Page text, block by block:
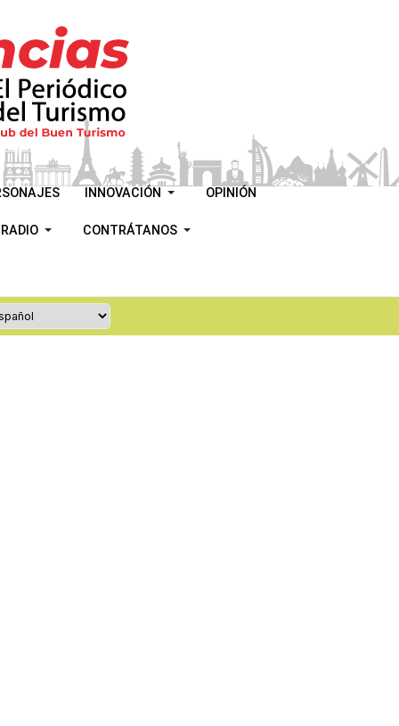
INNOVACIÓN OPINIÓN
CONTRÁTANOS